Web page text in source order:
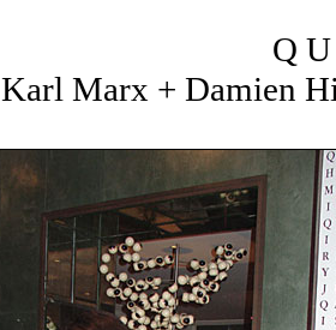
Q
Karl Marx + Damien